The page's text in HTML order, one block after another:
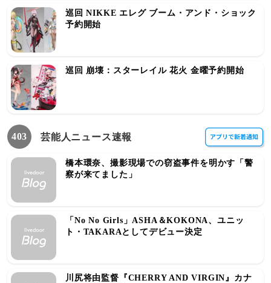
巡回 NIKKE エレグ ブーム・アンド・ショック
予約開始
巡回 崩壊：スターレイル 花火 金曜予約開始
403 芸能人ニュース速報
橋本環奈、撮影現場での窃盗事件を明かす「警
察が来てました」
「No No Girls」ASHA＆KOKONA、ユニッ
ト・TAKARAとしてデビュー決定
川尻将由監督『CHERRY AND VIRGIN』カナ